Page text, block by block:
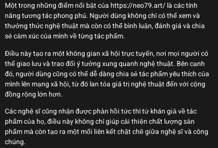
Một trong những điểm nổi bật của https://neo79.art/ là các tính
năng tương tác phong phú. Người dùng không chỉ có thể xem và
thưởng thức nghệ thuật mà còn có thể bình luận, đánh giá và chia
sẻ cảm xúc của mình về từng tác phẩm.
Điều này tạo ra một không gian xã hội trực tuyến, nơi mọi người có
thể giao lưu và trao đổi ý tưởng xung quanh nghệ thuật. Bên cạnh
đó, người dùng cũng có thể dễ dàng chia sẻ tác phẩm yêu thích của
mình lên mạng xã hội, từ đó lan tỏa giá trị nghệ thuật đến với cộng
đồng rộng lớn hơn.
Các nghệ sĩ cũng nhận được phản hồi tức thì từ khán giả về tác
phẩm của họ, điều này không chỉ giúp cải thiện chất lượng sản
phẩm mà còn tạo ra một mối liên kết chặt chẽ giữa nghệ sĩ và công
chúng.